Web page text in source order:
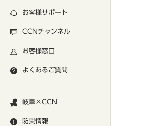
お客様サポート
CCNチャンネル
お客様窓口
よくあるご質問
岐阜×CCN
防災情報